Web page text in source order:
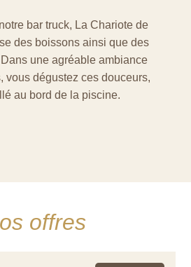
bar truck, La Chariote de
des boissons ainsi que des
une agréable ambiance
vous dégustez ces douceurs,
au bord de la piscine.
offres